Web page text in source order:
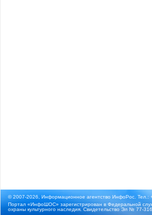
© 2007-2026, Информационное агентство ИнфоРос. Тел.:
Портал «ИнфоШОС» зарегистрирован в Федеральной
охраны культурного наследия. Свидетельство Эл № 77-